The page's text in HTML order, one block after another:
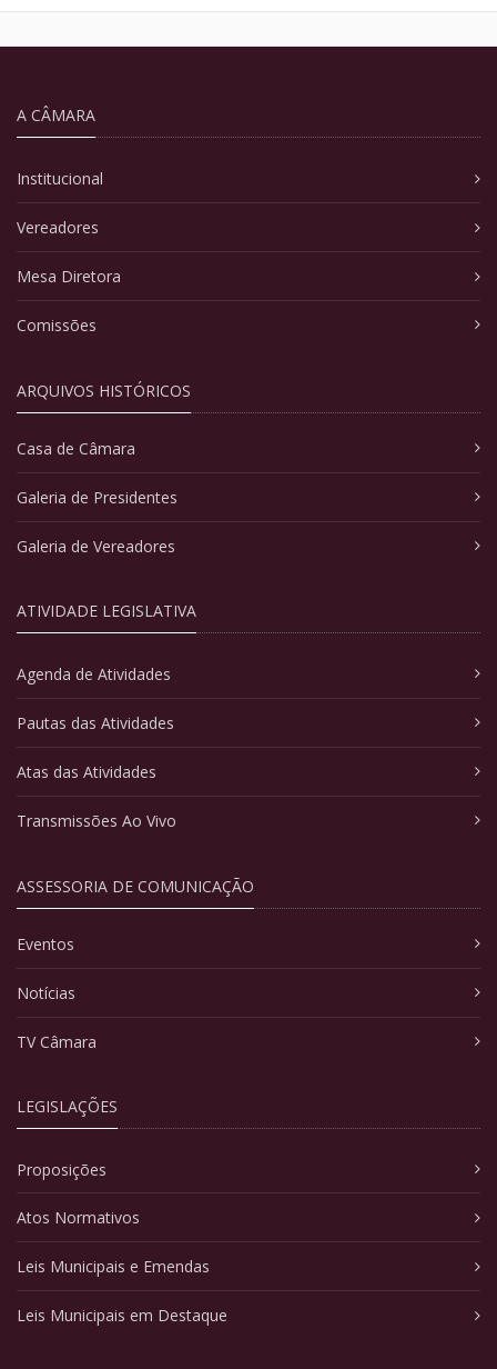
A CÂMARA
Institucional
Vereadores
Mesa Diretora
Comissões
ARQUIVOS HISTÓRICOS
Casa de Câmara
Galeria de Presidentes
Galeria de Vereadores
ATIVIDADE LEGISLATIVA
Agenda de Atividades
Pautas das Atividades
Atas das Atividades
Transmissões Ao Vivo
ASSESSORIA DE COMUNICAÇÃO
Eventos
Notícias
TV Câmara
LEGISLAÇÕES
Proposições
Atos Normativos
Leis Municipais e Emendas
Leis Municipais em Destaque